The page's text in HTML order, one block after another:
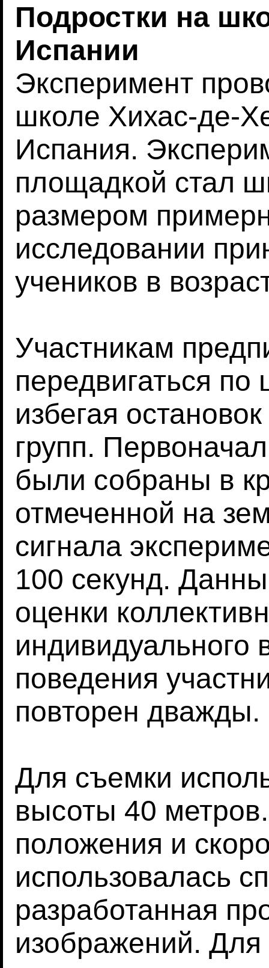
Подростки на
Испании
Эксперимент
школе Хихас-де-
Испания.
площадкой стал
размером
исследовании
учеников в
Участникам
передвигаться
избегая
групп.
были собраны в
отмеченной на
сигнала
100 секунд.
оценки
индивидуального
поведения
повторен дважды.
Для съемки
высоты 40
положения и
использовалась
разработанная
изображений.